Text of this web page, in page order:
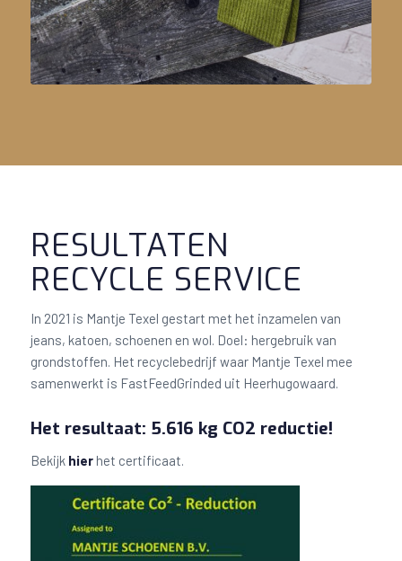
RESULTATEN
RECYCLE SERVICE
In 2021 is Mantje Texel gestart met het inzamelen van
jeans, katoen, schoenen en wol. Doel: hergebruik van
grondstoffen. Het recyclebedrijf waar Mantje Texel mee
samenwerkt is FastFeedGrinded uit Heerhugowaard.
Het resultaat: 5.616 kg CO2 reductie!
Bekijk hierhet certificaat.